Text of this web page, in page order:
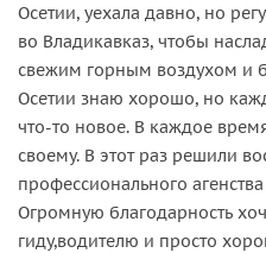
Осетии, уехала давно, но
во Владикавказ, чтобы
свежим горным воздухом и
Осетии знаю хорошо, но
что-то новое. В каждое
своему. В этот раз решили
профессионального
Огромную благодарность
гиду,водителю и просто